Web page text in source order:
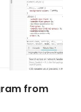
from